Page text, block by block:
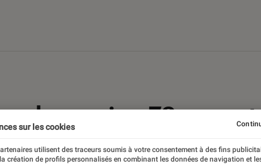
: la version 73
(et bientôt sur
sur les cookies
utilisent des traceurs soumis à votre consentement à des fins
création de profils personnalisés en combinant les données de navigation et